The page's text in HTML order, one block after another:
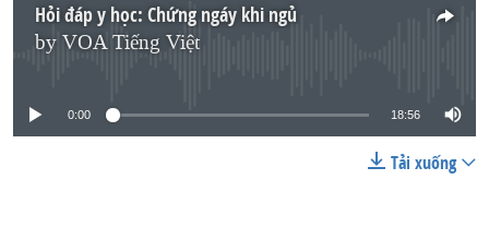
Hỏi đáp y học: Chứng ngáy khi ngủ
by VOA Tiếng Việt
No media source currently available
0:00 18:56
Tải xuống